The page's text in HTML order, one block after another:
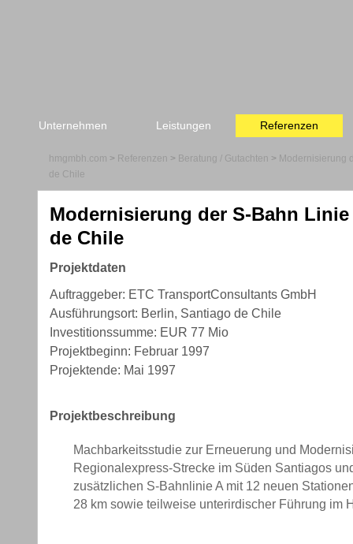
Unternehmen Leistungen Referenzen
hmgmbh.com > Referenzen > Beratung / Gutachten > Modernisierung
de Chile
Modernisierung der S-Bahn
de Chile
Projektdaten
Auftraggeber: ETC TransportConsultants GmbH
Ausführungsort: Berlin, Santiago de Chile
Investitionssumme: EUR 77 Mio
Projektbeginn: Februar 1997
Projektende: Mai 1997
Projektbeschreibung
Machbarkeitsstudie zur Erneuerung und
Regionalexpress-Strecke im Süden Santiagos
zusätzlichen S-Bahnlinie A mit 12 neuen
28 km sowie teilweise unterirdischer Führung im